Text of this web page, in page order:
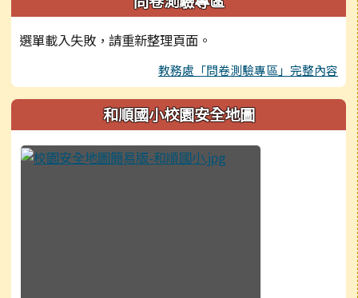
選單載入失敗，請重新整理頁面。
教務處「問卷測驗專區」完整內容
和順國小校園安全地圖